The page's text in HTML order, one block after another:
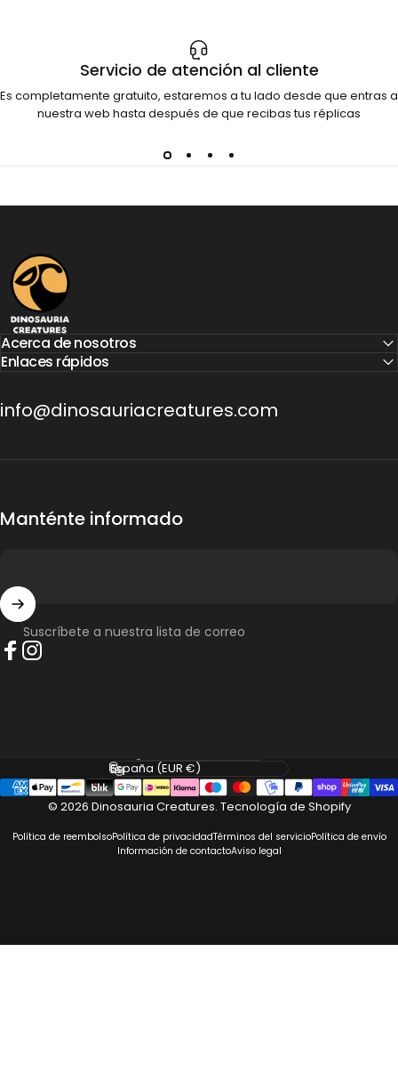
Servicio de atención al cliente
Es completamente gratuito, estaremos a tu lado desde que entras a
nuestra web hasta después de que recibas tus réplicas
Dinosauria Creatures
Acerca de nosotros
Enlaces rápidos
info@dinosauriacreatures.com
Manténte informado
Suscríbete a nuestra lista de correo
© 2026 Dinosauria Creatures. Tecnología de Shopify
Política de reembolsoPolítica de privacidadTérminos del servicioPolítica de envío
Información de contactoAviso legal
Idioma
País/región